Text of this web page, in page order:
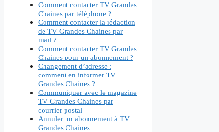
Comment contacter TV Grandes
Chaines par téléphone ?
Comment contacter la rédaction
de TV Grandes Chaines par
mail ?
Comment contacter TV Grandes
Chaines pour un abonnement ?
Changement d’adresse :
comment en informer TV
Grandes Chaines ?
Communiquer avec le magazine
TV Grandes Chaines par
courrier postal
Annuler un abonnement à TV
Grandes Chaines